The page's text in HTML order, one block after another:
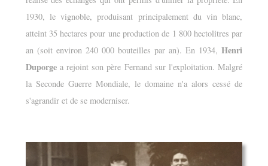
1930, le vignoble, produisant principalement du vin blanc,
atteint 35 hectares pour une production de 1 800 hectolitres par
an (soit environ 240 000 bouteilles par an). En 1934,Henri
Duporgea rejoint son père Fernand sur l'exploitation. Malgré
la Seconde Guerre Mondiale, le domaine n'a alors cessé de
s'agrandir et de se moderniser.